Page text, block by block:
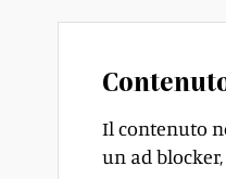
Il contenuto
un ad